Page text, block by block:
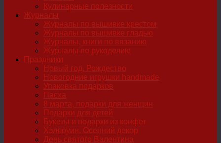
Кулинарные полезности
Журналы
Журналы по вышивке крестом
Журналы по вышивке гладью
Журналы, книги по вязанию
Журналы по рукоделию
Праздники
Новый год, Рождество
Новогодние игрушки handmade
Упаковка подарков
Пасха
8 марта, подарки для женщин
Подарки для детей
Букеты и подарки из конфет
Хэллоуин. Осенний декор
День святого Валентина